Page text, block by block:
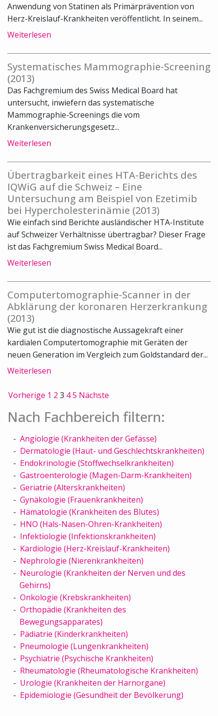
Anwendung von Statinen als Primärprävention von
Herz-Kreislauf-Krankheiten veröffentlicht. In seinem...
Weiterlesen
Systematisches Mammographie-Screening
(2013)
Das Fachgremium des Swiss Medical Board hat
untersucht, inwiefern das systematische
Mammographie-Screenings die vom
Krankenversicherungsgesetz...
Weiterlesen
Übertragbarkeit eines HTA-Berichts des
IQWiG auf die Schweiz – Eine
Untersuchung am Beispiel von Ezetimib
bei Hypercholesterinämie (2013)
Wie einfach sind Berichte ausländischer HTA-Institute
auf Schweizer Verhältnisse übertragbar? Dieser Frage
ist das Fachgremium Swiss Medical Board...
Weiterlesen
Computertomographie-Scanner in der
Abklärung der koronaren Herzerkrankung
(2013)
Wie gut ist die diagnostische Aussagekraft einer
kardialen Computertomographie mit Geräten der
neuen Generation im Vergleich zum Goldstandard der...
Weiterlesen
Vorherige 1 2 3 45 Nächste
Nach Fachbereich filtern:
Angiologie (Krankheiten der Gefässe)
Dermatologie (Haut- und Geschlechtskrankheiten)
Endokrinologie (Stoffwechselkrankheiten)
Gastroenterologie (Magen-Darm-Krankheiten)
Geriatrie (Alterskrankheiten)
Gynäkologie (Frauenkrankheiten)
Hämatologie (Krankheiten des Blutes)
HNO (Hals-Nasen-Ohren-Krankheiten)
Infektiologie (Infektionskrankheiten)
Kardiologie (Herz-Kreislauf-Krankheiten)
Nephrologie (Nierenkrankheiten)
Neurologie (Krankheiten der Nerven und des
Gehirns)
Onkologie (Krebskrankheiten)
Orthopädie (Krankheiten des
Bewegungsapparates)
Pädiatrie (Kinderkrankheiten)
Pneumologie (Lungenkrankheiten)
Psychiatrie (Psychische Krankheiten)
Rheumatologie (Rheumatologische Krankheiten)
Urologie (Krankheiten der Harnorgane)
Epidemiologie (Gesundheit der Bevölkerung)